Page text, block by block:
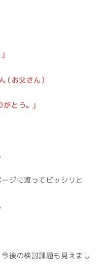
（お父さん）
とう。」
ジに渡ってビッシリと
今後の検討課題も見えまし